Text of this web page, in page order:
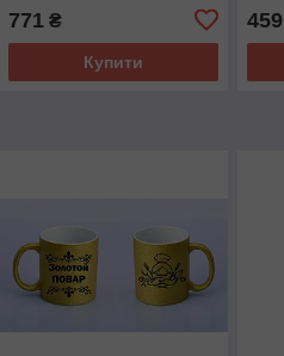
771₴
Купити
459